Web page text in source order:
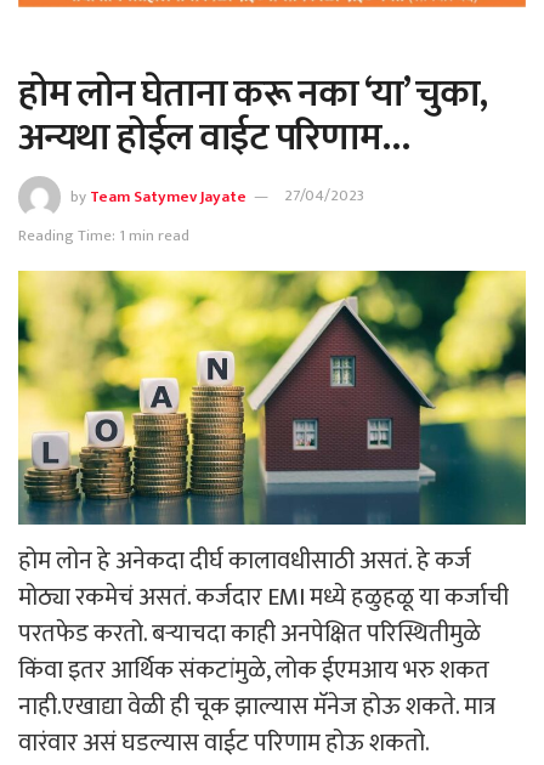
होम लोन घेताना करू नका ‘या’ चुका,
अन्यथा होईल वाईट परिणाम…
byTeam Satymev Jayate
27/04/2023
Reading Time: 1 min read
होम लोन हे अनेकदा दीर्घ कालावधीसाठी असतं. हे कर्ज
मोठ्या रकमेचं असतं. कर्जदार EMI मध्ये हळुहळू या कर्जाची
परतफेड करतो. बर्‍याचदा काही अनपेक्षित परिस्थितीमुळे
किंवा इतर आर्थिक संकटांमुळे, लोक ईएमआय भरु शकत
नाही.एखाद्या वेळी ही चूक झाल्यास मॅनेज होऊ शकते. मात्र
वारंवार असं घडल्यास वाईट परिणाम होऊ शकतो.